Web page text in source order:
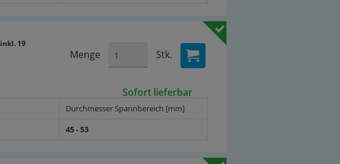
inkl. 19
Menge Stk.
Sofort lieferbar
Durchmesser Spannbereich [mm]
45 - 53